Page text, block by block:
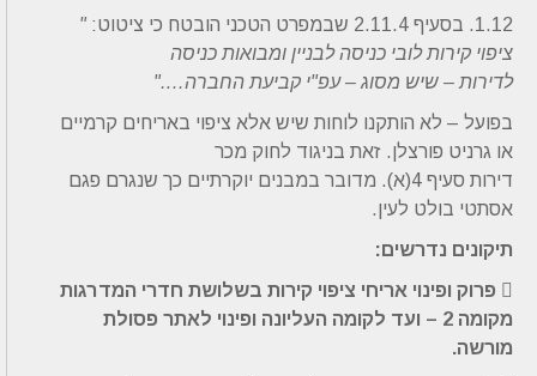
1.12. בסעיף 2.11.4 שבמפרט הטכני הובטח כי ציטוט:
"
ציפוי קירות לובי כניסה לבניין ומבואות כניסה
לדירות – שיש מסוג – עפ"י קביעת החברה…."
בפועל – לא הותקנו לוחות שיש אלא ציפוי באריחים קרמיים
או גרניט פורצלן. זאת בניגוד לחוק מכר
דירות סעיף 4(א). מדובר במבנים יוקרתיים כך שנגרם פגם
אסתטי בולט לעין.
תיקונים נדרשים:
 פרוק ופינוי אריחי ציפוי קירות בשלושת חדרי המדרגות
מקומה 2 – ועד לקומה העליונה
ופינוי לאתר פסולת
מורשה.